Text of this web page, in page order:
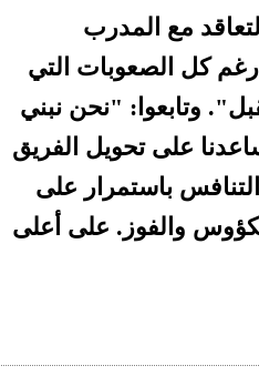
مع المدرب
"رغم كل الصعوبات التي
وتابعوا: "نحن نبني
على تحويل الفريق
باستمرار على
والفوز. على أعلى